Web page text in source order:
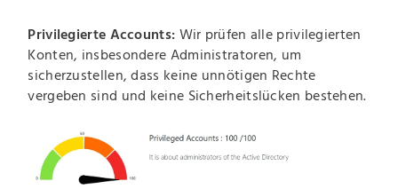
Privilegierte Accounts: Wir prüfen alle privilegierten
Konten, insbesondere Administratoren, um
sicherzustellen, dass keine unnötigen Rechte
vergeben sind und keine Sicherheitslücken bestehen.